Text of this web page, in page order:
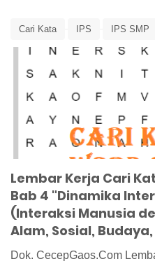
Cari Kata IPS IPS SMP
Lembar Kerja Siswa
Lembar Kerja Cari
Bab 4 "Dinamika
(Interaksi Manusia
Alam, Sosial,
Dok. CecepGaos.Com